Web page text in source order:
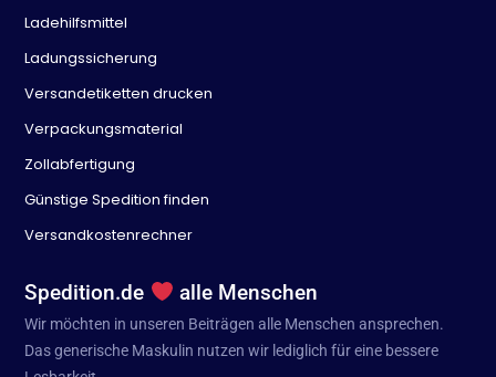
Ladehilfsmittel
Ladungssicherung
Versandetiketten drucken
Verpackungsmaterial
Zollabfertigung
Günstige Spedition finden
Versandkostenrechner
Spedition.de alle Menschen
Wir möchten in unseren Beiträgen alle Menschen ansprechen.
Das generische Maskulin nutzen wir lediglich für eine bessere